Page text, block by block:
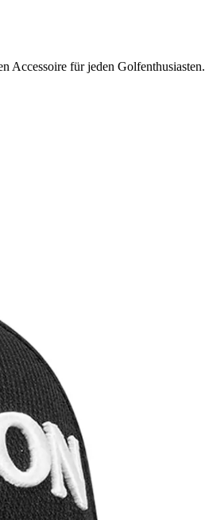
Accessoire für jeden Golfenthusiasten.